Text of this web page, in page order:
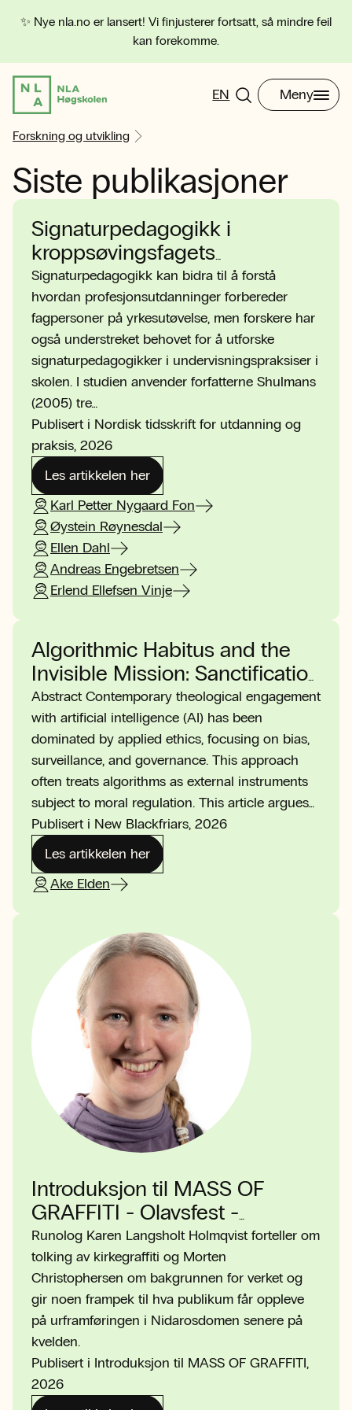
✨ Nye nla.no er lansert! Vi finjusterer fortsatt, så mindre feil
kan forekomme.
EN Meny
Forskning og utvikling
Siste publikasjoner
Signaturpedagogikk i
kroppsøvingsfagets
friluftslivsundervisning?
Signaturpedagogikk kan bidra til å forstå
hvordan profesjonsutdanninger forbereder
fagpersoner på yrkesutøvelse, men forskere har
også understreket behovet for å utforske
signaturpedagogikker i undervisningspraksiser i
skolen. I studien anvender forfatterne Shulmans
(2005) tre…
Publisert i Nordisk tidsskrift for utdanning og
praksis, 2026
Les artikkelen her
Karl Petter Nygaard Fon
Øystein Røynesdal
Ellen Dahl
Andreas Engebretsen
Erlend Ellefsen Vinje
Algorithmic Habitus and the
Invisible Mission: Sanctification
as the Reordering of Desire
Abstract Contemporary theological engagement
with artificial intelligence (AI) has been
dominated by applied ethics, focusing on bias,
surveillance, and governance. This approach
often treats algorithms as external instruments
subject to moral regulation. This article argues…
Publisert i New Blackfriars, 2026
Les artikkelen her
Ake Elden
Introduksjon til MASS OF
GRAFFITI - Olavsfest -
Olavsfestdagene i Trondheim
Runolog Karen Langsholt Holmqvist forteller om
tolking av kirkegraffiti og Morten
Christophersen om bakgrunnen for verket og
gir noen frampek til hva publikum får oppleve
på urframføringen i Nidarosdomen senere på
kvelden.
Publisert i Introduksjon til MASS OF GRAFFITI,
2026